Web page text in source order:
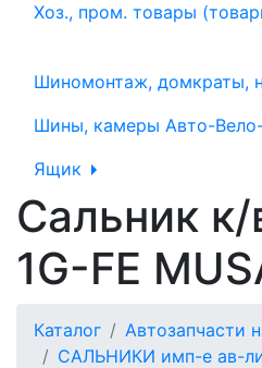
Хоз., пром. товары
Шиномонтаж, домкраты,
Шины, камеры Авто-
Ящик
Сальник к/
1G-FE
Каталог
САЛЬНИКИ имп-е ав-